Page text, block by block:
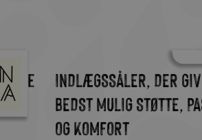
INDLÆGSSÅLER, DER
BEDST MULIG STØTTE,
OG KOMFORT